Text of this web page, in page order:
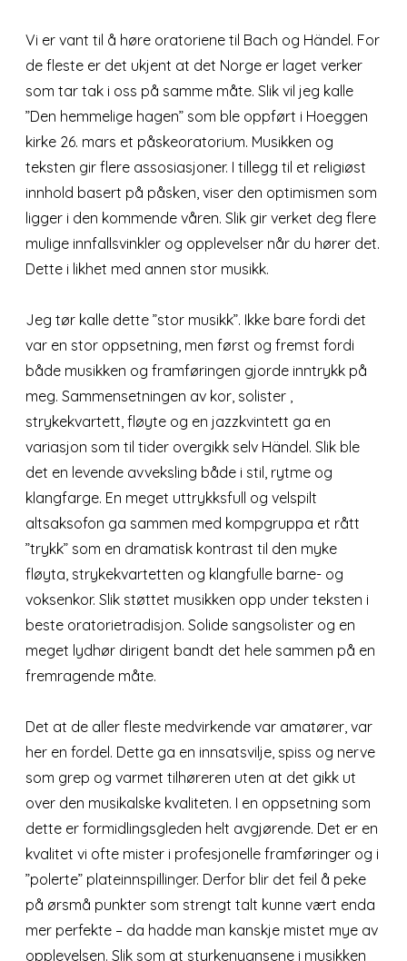
Vi er vant til å høre oratoriene til Bach og Händel. For
de fleste er det ukjent at det Norge er laget verker
som tar tak i oss på samme måte. Slik vil jeg kalle
”Den hemmelige hagen” som ble oppført i Hoeggen
kirke 26. mars et påskeoratorium. Musikken og
teksten gir flere assosiasjoner. I tillegg til et religiøst
innhold basert på påsken, viser den optimismen som
ligger i den kommende våren. Slik gir verket deg flere
mulige innfallsvinkler og opplevelser når du hører det.
Dette i likhet med annen stor musikk.
Jeg tør kalle dette ”stor musikk”. Ikke bare fordi det
var en stor oppsetning, men først og fremst fordi
både musikken og framføringen gjorde inntrykk på
meg. Sammensetningen av kor, solister ,
strykekvartett, fløyte og en jazzkvintett ga en
variasjon som til tider overgikk selv Händel. Slik ble
det en levende avveksling både i stil, rytme og
klangfarge. En meget uttrykksfull og velspilt
altsaksofon ga sammen med kompgruppa et rått
”trykk” som en dramatisk kontrast til den myke
fløyta, strykekvartetten og klangfulle barne- og
voksenkor. Slik støttet musikken opp under teksten i
beste oratorietradisjon. Solide sangsolister og en
meget lydhør dirigent bandt det hele sammen på en
fremragende måte.
Det at de aller fleste medvirkende var amatører, var
her en fordel. Dette ga en innsatsvilje, spiss og nerve
som grep og varmet tilhøreren uten at det gikk ut
over den musikalske kvaliteten. I en oppsetning som
dette er formidlingsgleden helt avgjørende. Det er en
kvalitet vi ofte mister i profesjonelle framføringer og i
”polerte” plateinnspillinger. Derfor blir det feil å peke
på ørsmå punkter som strengt talt kunne vært enda
mer perfekte – da hadde man kanskje mistet mye av
opplevelsen. Slik som at styrkenyansene i musikken